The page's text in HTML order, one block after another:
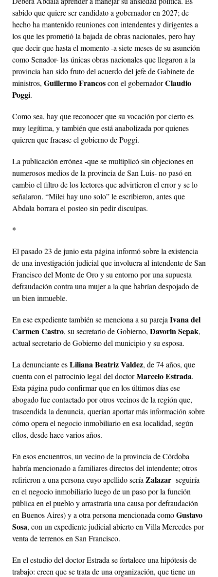
sabido que quiere ser candidato a gobernador en 2027; de
hecho ha mantenido reuniones con intendentes y dirigentes a
los que les prometió la bajada de obras nacionales, pero hay
que decir que hasta el momento -a siete meses de su asunción
como Senador- las únicas obras nacionales que llegaron a la
provincia han sido fruto del acuerdo del jefe de Gabinete de
ministros, Guillermo Francoscon el gobernadorClaudio
Poggi.
Como sea, hay que reconocer que su vocación por cierto es
muy legítima, y también que está anabolizada por quienes
quieren que fracase el gobierno de Poggi.
La publicación errónea -que se multiplicó sin objeciones en
numerosos medios de la provincia de San Luis- no pasó en
cambio el filtro de los lectores que advirtieron el error y se lo
señalaron. “Milei hay uno solo” le escribieron, antes que
Abdala borrara el posteo sin pedir disculpas.
*
El pasado 23 de junio esta página informó sobre la existencia
de una investigación judicial que involucra al intendente de San
Francisco del Monte de Oro y su entorno por una supuesta
defraudación contra una mujer a la que habrían despojado de
un bien inmueble.
En ese expediente también se menciona a su pareja Ivana del
Carmen Castro, su secretario de Gobierno, Davorin Sepak,
actual secretario de Gobierno del municipio y su esposa.
La denunciante esLiliana Beatriz Valdez, de 74 años, que
cuenta con el patrocinio legal del doctorMarcelo Estrada.
Esta página pudo confirmar que en los últimos días ese
abogado fue contactado por otros vecinos de la región que,
trascendida la denuncia, querían aportar más información sobre
cómo opera el negocio inmobiliario en esa localidad, según
ellos, desde hace varios años.
En esos encuentros, un vecino de la provincia de Córdoba
habría mencionado a familiares directos del intendente; otros
refirieron a una persona cuyo apellido sería Zalazar-seguiría
en el negocio inmobiliario luego de un paso por la función
pública en el pueblo y arrastraría una causa por defraudación
en Buenos Aires) y a otra persona mencionada comoGustavo
Sosa, con un expediente judicial abierto en Villa Mercedes por
venta de terrenos en San Francisco.
En el estudio del doctor Estrada se fortalece una hipótesis de
trabajo: creen que se trata de una organización, que tiene un